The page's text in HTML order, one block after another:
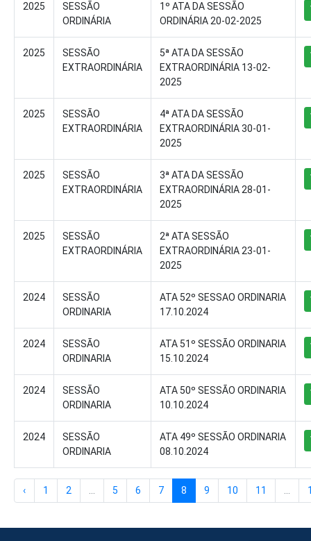
2025
SESSÃO
ORDINÁRIA
1º ATA DA SESSÃO
ORDINÁRIA 20-02-2025
2025
SESSÃO
EXTRAORDINÁRIA
5ª ATA DA SESSÃO
EXTRAORDINÁRIA 13-02-
2025
2025
SESSÃO
EXTRAORDINÁRIA
4ª ATA DA SESSÃO
EXTRAORDINÁRIA 30-01-
2025
2025
SESSÃO
EXTRAORDINÁRIA
3ª ATA DA SESSÃO
EXTRAORDINÁRIA 28-01-
2025
2025
SESSÃO
EXTRAORDINÁRIA
2ª ATA SESSÃO
EXTRAORDINÁRIA 23-01-
2025
2024
SESSÃO
ORDINARIA
ATA 52º SESSAO ORDINARIA
17.10.2024
2024
SESSÃO
ORDINARIA
ATA 51º SESSÃO ORDINARIA
15.10.2024
2024
SESSÃO
ORDINARIA
ATA 50º SESSÃO ORDINARIA
10.10.2024
2024
SESSÃO
ORDINARIA
ATA 49º SESSÃO ORDINARIA
08.10.2024
‹ 1 2 5 6 7 8 9 10 11